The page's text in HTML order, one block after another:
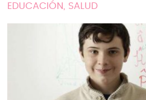
EDUCACIÓN, SALUD